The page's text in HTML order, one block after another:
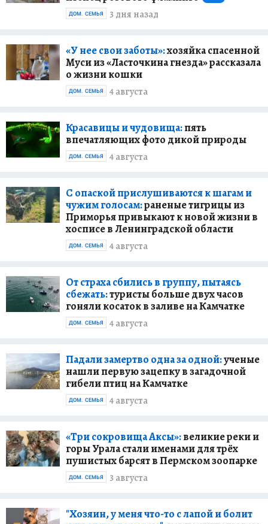
3 дня назад
ДОМ. СЕМЬЯ
«У нее свои заботы»:хозяйка спасенной
Муси из «Ласточкина гнезда» рассказала
о жизни кошки
4 августа
ДОМ. СЕМЬЯ
Красавицы и чудовища:пять
впечатляющих фото дикой природы
4 августа
ДОМ. СЕМЬЯ
С опаской прислушиваются к шагам и
чужим голосам:раненые тигрицы из
Приморья привыкают к новой жизни в
хосписе в Ленинградской области
4 августа
ДОМ. СЕМЬЯ
От страха сбились в группу, пытаясь
сбежать:туристы больше двух часов
гоняли косаток в заливе на Камчатке
4 августа
ДОМ. СЕМЬЯ
Падали замертво одна за одной:ученые
нашли первую зацепку в загадочной
гибели птиц на Камчатке
4 августа
ДОМ. СЕМЬЯ
«Три сокровища Аксы»:великие реки и
горы Урала стали именами для трёх
пушистых барсят в Пермском зоопарке
3 августа
ДОМ. СЕМЬЯ
"Хозяин, у меня что-то с лапой и болит